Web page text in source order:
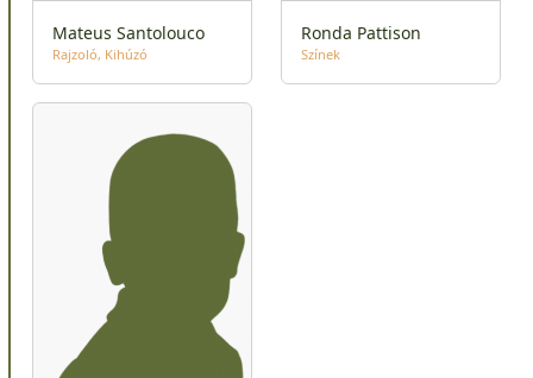
Mateus Santolouco
Rajzoló Kihúzó
Ronda Pattison
Színek